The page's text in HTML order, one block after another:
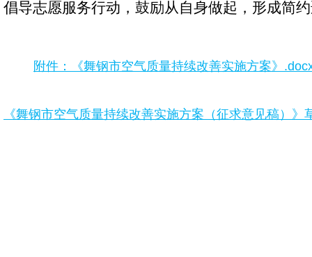
倡导志愿服务行动，鼓励从自身做起，形成简
附件：《舞钢市空气质量持续改善实施方案》
《舞钢市空气质量持续改善实施方案（征求意见稿）》